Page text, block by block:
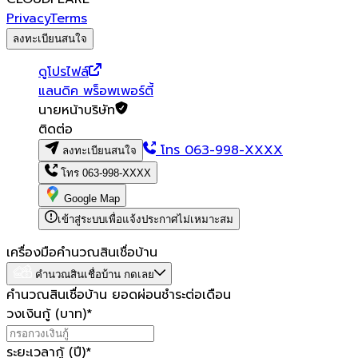
PrivacyTerms
ลงทะเบียนสนใจ
ดูโปรไฟล์
แลนดิค พร็อพเพอร์ตี้
นายหน้าบริษัท
ติดต่อ
ลงทะเบียนสนใจ โทร063-998-XXXX
โทร 063-998-XXXX
Google Map
เข้าสู่ระบบเพื่อแจ้งประกาศไม่เหมาะสม
เครื่องมือคำนวณสินเชื่อบ้าน
คำนวณสินเชื่อบ้าน กดเลย
คำนวณสินเชื่อบ้าน ยอดผ่อนชำระต่อเดือน
วงเงินกู้ (บาท)*
ระยะเวลากู้ (ปี)*